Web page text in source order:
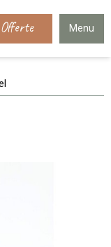
Offerte Menu